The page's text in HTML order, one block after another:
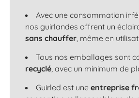
Avec une consommation
nos guirlandes offrent un
sans chauffer, même en
Tous nos emballages sont
recyclé, avec un minimum de
Guirled est une entreprise